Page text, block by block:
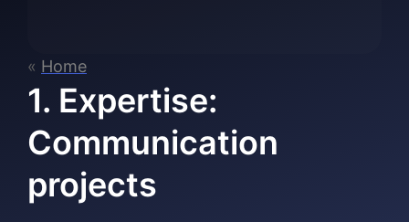
« Home
1. Expertise:
Communication
projects